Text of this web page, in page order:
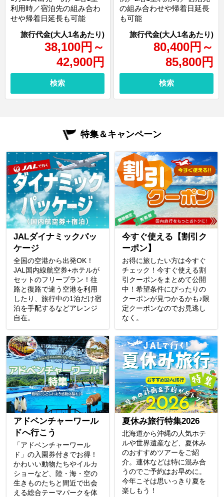
38,100円 ～
42,900円
利用時／宿泊先の組み合わ
せや帰着日延長も可能
検索
80,400円 ～
85,800円
の組み合わせや帰着日延長
も可能
検索
特集＆キャンペーン
JALダイナミックパッ
ケージ
全国の空港から出発OK！
JAL国内線航空券+ホテルが
セットのフリープラン！往
路と復路で違う空港を利用
したり、旅行中の1泊だけ宿
泊を手配するなどアレンジ
自在。
今すぐ使える【割引ク
ーポン】
お得に旅したい方は今すぐ
チェック！今すぐ使える割
引クーポンをまとめて公開
中！希望条件にぴったりの
クーポンが見つかるかも♪限
定クーポンなのでお見逃し
なく。
アドベンチャーワール
ドへ行こう
「アドベンチャーワール
ド」の入園券付きでお得！
かわいい動物たちやイルカ
ショーなど、陸・海・空の
生きものたちと間近で出会
える総合テーマパークを体
夏休み旅行特集2026
北海道から沖縄の人気ホテ
ルや世界遺産など、夏休み
のおすすめツアーをご紹
介。連休などは特に混み合
うのでご予約はお早めに。
今年こそは思いっきり夏を
楽しもう！